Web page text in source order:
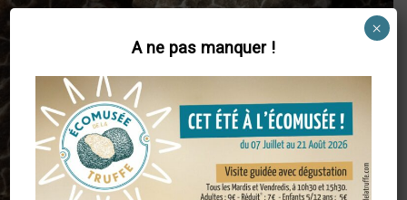
A ne pas manquer !
×